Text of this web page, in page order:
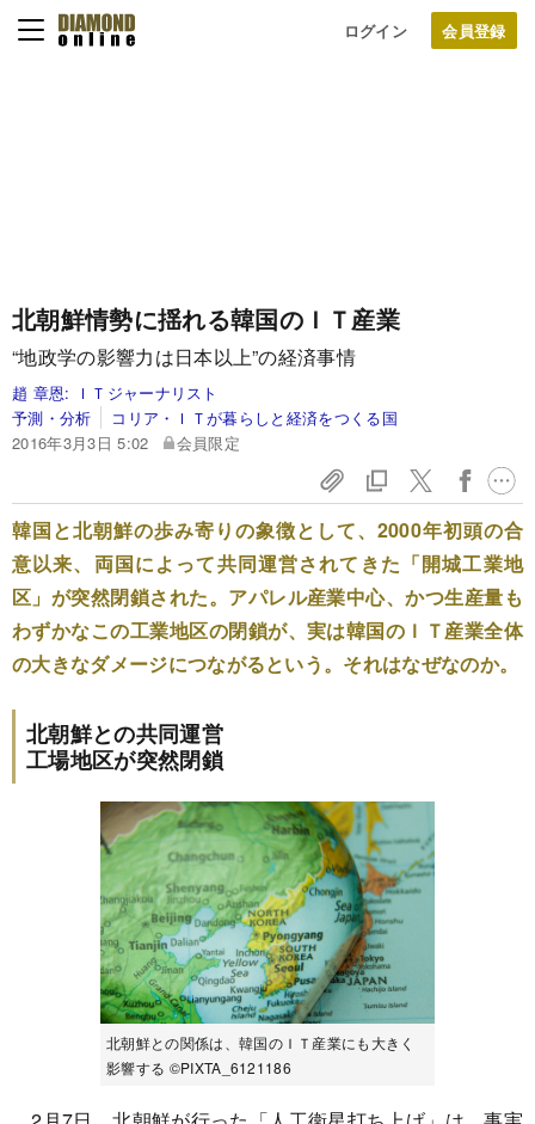
ログイン
北朝鮮情勢に揺れる韓国のＩＴ産業
“地政学の影響力は日本以上”の経済事情
趙 章恩:
ＩＴジャーナリスト
予測・分析
コリア・ＩＴが暮らしと経済をつくる国
2016年3月3日 5:02
会員限定
韓国と北朝鮮の歩み寄りの象徴として、2000年初頭の合
意以来、両国によって共同運営されてきた「開城工業地
区」が突然閉鎖された。アパレル産業中心、かつ生産量も
わずかなこの工業地区の閉鎖が、実は韓国のＩＴ産業全体
の大きなダメージにつながるという。それはなぜなのか。
北朝鮮との共同運営
工場地区が突然閉鎖
北朝鮮との関係は、韓国のＩＴ産業にも大きく
影響する ©PIXTA_6121186